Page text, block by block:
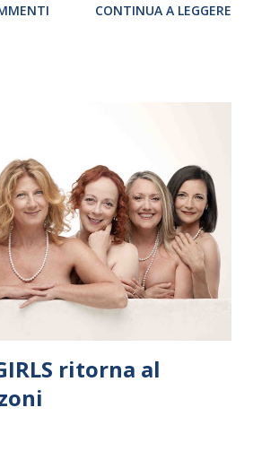
a Heiden, in Germania, e toccherà, in
dove si esibirà per il secondo anno
milanese avrà il piacere di applaudire i
Sea Youth Philharmonic per la quarta
nel 2008 da Kristjan Järvi (affiancato
di consulent...
CONTINUA A LEGGERE
ritorna al